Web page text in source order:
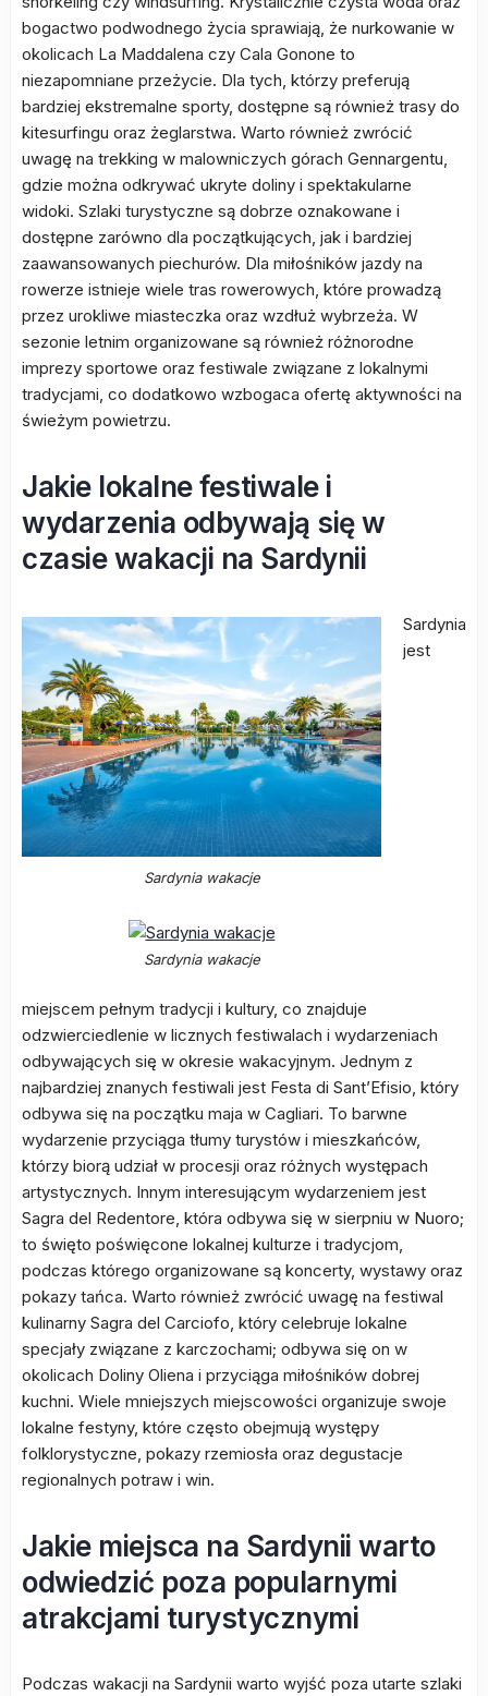
bogactwo podwodnego życia sprawiają, że nurkowanie w
okolicach La Maddalena czy Cala Gonone to
niezapomniane przeżycie. Dla tych, którzy preferują
bardziej ekstremalne sporty, dostępne są również trasy do
kitesurfingu oraz żeglarstwa. Warto również zwrócić
uwagę na trekking w malowniczych górach Gennargentu,
gdzie można odkrywać ukryte doliny i spektakularne
widoki. Szlaki turystyczne są dobrze oznakowane i
dostępne zarówno dla początkujących, jak i bardziej
zaawansowanych piechurów. Dla miłośników jazdy na
rowerze istnieje wiele tras rowerowych, które prowadzą
przez urokliwe miasteczka oraz wzdłuż wybrzeża. W
sezonie letnim organizowane są również różnorodne
imprezy sportowe oraz festiwale związane z lokalnymi
tradycjami, co dodatkowo wzbogaca ofertę aktywności na
świeżym powietrzu.
Jakie lokalne festiwale i
wydarzenia odbywają się w
czasie wakacji na Sardynii
Sardynia wakacje
Sardynia wakacje
Sardynia
jest
miejscem pełnym tradycji i kultury, co znajduje
odzwierciedlenie w licznych festiwalach i wydarzeniach
odbywających się w okresie wakacyjnym. Jednym z
najbardziej znanych festiwali jest Festa di Sant’Efisio, który
odbywa się na początku maja w Cagliari. To barwne
wydarzenie przyciąga tłumy turystów i mieszkańców,
którzy biorą udział w procesji oraz różnych występach
artystycznych. Innym interesującym wydarzeniem jest
Sagra del Redentore, która odbywa się w sierpniu w Nuoro;
to święto poświęcone lokalnej kulturze i tradycjom,
podczas którego organizowane są koncerty, wystawy oraz
pokazy tańca. Warto również zwrócić uwagę na festiwal
kulinarny Sagra del Carciofo, który celebruje lokalne
specjały związane z karczochami; odbywa się on w
okolicach Doliny Oliena i przyciąga miłośników dobrej
kuchni. Wiele mniejszych miejscowości organizuje swoje
lokalne festyny, które często obejmują występy
folklorystyczne, pokazy rzemiosła oraz degustacje
regionalnych potraw i win.
Jakie miejsca na Sardynii warto
odwiedzić poza popularnymi
atrakcjami turystycznymi
Podczas wakacji na Sardynii warto wyjść poza utarte szlaki